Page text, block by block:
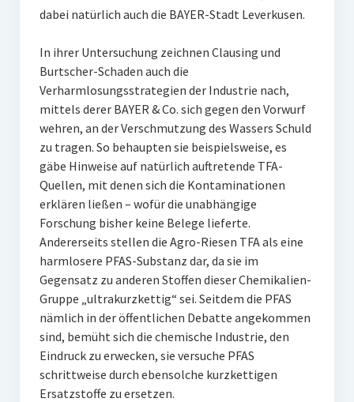
dabei natürlich auch die BAYER-Stadt Leverkusen.
In ihrer Untersuchung zeichnen Clausing und
Burtscher-Schaden auch die
Verharmlosungsstrategien der Industrie nach,
mittels derer BAYER & Co. sich gegen den Vorwurf
wehren, an der Verschmutzung des Wassers Schuld
zu tragen. So behaupten sie beispielsweise, es
gäbe Hinweise auf natürlich auftretende TFA-
Quellen, mit denen sich die Kontaminationen
erklären ließen – wofür die unabhängige
Forschung bisher keine Belege lieferte.
Andererseits stellen die Agro-Riesen TFA als eine
harmlosere PFAS-Substanz dar, da sie im
Gegensatz zu anderen Stoffen dieser Chemikalien-
Gruppe „ultrakurzkettig“ sei. Seitdem die PFAS
nämlich in der öffentlichen Debatte angekommen
sind, bemüht sich die chemische Industrie, den
Eindruck zu erwecken, sie versuche PFAS
schrittweise durch ebensolche kurzkettigen
Ersatzstoffe zu ersetzen.